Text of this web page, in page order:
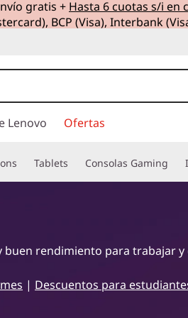
gratis + Hasta 6 cuotas s/i en
BCP (Visa), Interbank
Lenovo Ofertas
Tablets Consolas Gaming
buen rendimiento para trabajar
| Descuentos para